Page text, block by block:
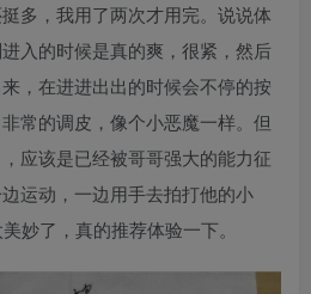
多，我用了两次才用完。说说体
入的时候是真的爽，很紧，然后
，在进进出出的时候会不停的按
常的调皮，像个小恶魔一样。但
应该是已经被哥哥强大的能力征
运动，一边用手去拍打他的小
妙了，真的推荐体验一下。